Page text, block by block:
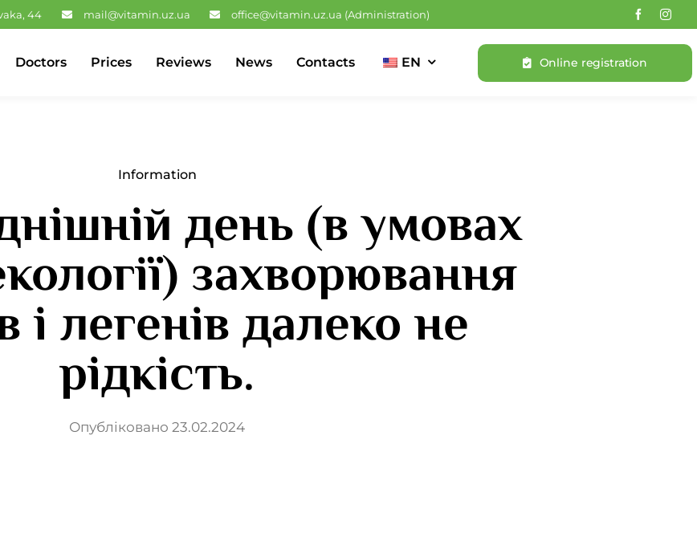
44 mail@vitamin.uz.ua office@vitamin.uz.ua (Administration)
Doctors Prices Reviews News Contacts EN Online registration
Information
день (в умовах
захворювання
і легенів далеко не
рідкість.
Опубліковано 23.02.2024